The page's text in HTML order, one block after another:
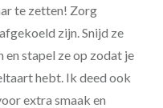
te zetten! Zorg
zijn. Snijd ze
stapel ze op zodat je
hebt. Ik deed ook
extra smaak en